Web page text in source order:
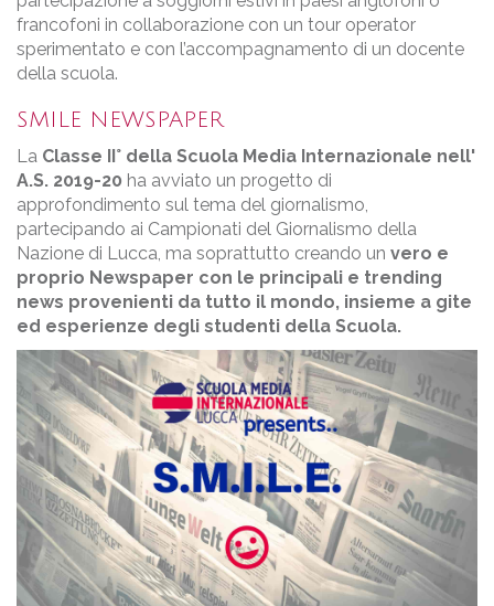
francofoni in collaborazione con un tour operator
sperimentato e con l’accompagnamento di un docente
della scuola.
SMILE NEWSPAPER
La Classe II° della Scuola Media Internazionale nell'
A.S. 2019-20 ha avviato un progetto di
approfondimento sul tema del giornalismo,
partecipando ai Campionati del Giornalismo della
Nazione di Lucca, ma soprattutto creando un vero e
proprio Newspaper con le principali e trending
news provenienti da tutto il mondo, insieme a gite
ed esperienze degli studenti della Scuola.